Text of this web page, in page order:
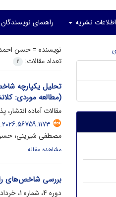
اطلاعات نشریه راهنمای نویسندگان
نویسنده =حسن
تعداد مقالات:
2
تحلیل یکپارچه
(مطالعه موردی:
مقالات آماده انتشار،
مصطفی شیرینی؛ حسن
مشاهده مقاله
بررسی شاخص‌های
دوره 4، شماره 1، خرداد 1405، صفحه